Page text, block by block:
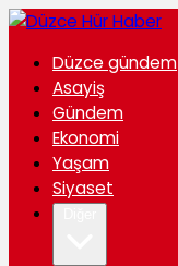
Düzce gündem
Asayiş
Gündem
Ekonomi
Yaşam
Siyaset